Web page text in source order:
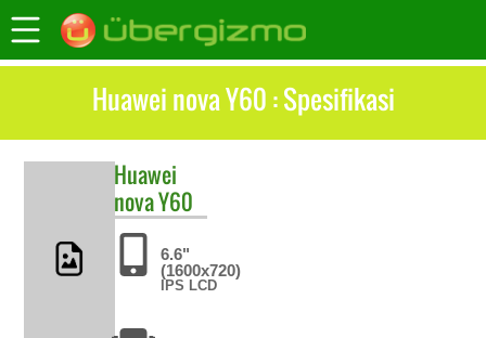
Huawei nova Y60 : Spesifikasi
Huawei
nova Y60
6.6"
(1600x720)
IPS LCD